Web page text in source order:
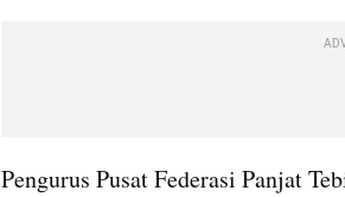
Pengurus Pusat Federasi Panjat